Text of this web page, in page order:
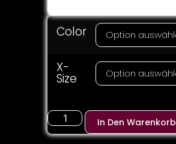
Color
X-
Size
In Den Warenkorb